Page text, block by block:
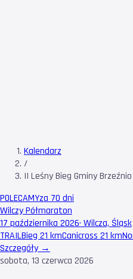
Kalendarz
/
II Leśny Bieg Gminy
POLECAMYza 70 dni
Wilczy Półmaraton
17 października 2026· Wilcza, Śląsk
TRAILBieg 21 kmCanicross 21 km
Szczegóły →
sobota, 13 czerwca 2026